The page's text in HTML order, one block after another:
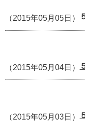
（2015年05月05日）
（2015年05月04日）
（2015年05月03日）